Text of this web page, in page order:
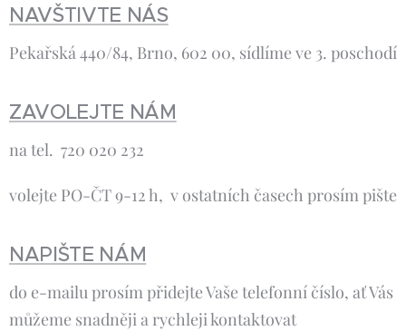
NAVŠTIVTE NÁS
Pekařská 440/84, Brno, 602 00, sídlíme ve 3. poschodí
ZAVOLEJTE NÁM
na tel. 720 020 232
volejte PO-ČT 9-12 h, v ostatních časech prosím pište
NAPIŠTE NÁM
do e-mailu prosím přidejte Vaše telefonní číslo, ať Vás
můžeme snadněji a rychleji kontaktovat